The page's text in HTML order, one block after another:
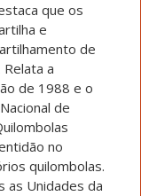
que os
e
de
a
de 1988 e o
de
no
quilombolas.
as Unidades da